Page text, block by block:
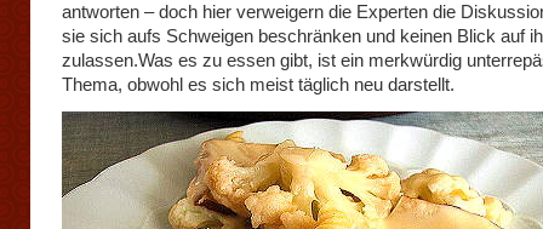
antworten – doch hier verweigern die Experten die
sie sich aufs Schweigen beschränken und keinen Blick auf
zulassen.Was es zu essen gibt, ist ein merkwürdig
Thema, obwohl es sich meist täglich neu darstellt.